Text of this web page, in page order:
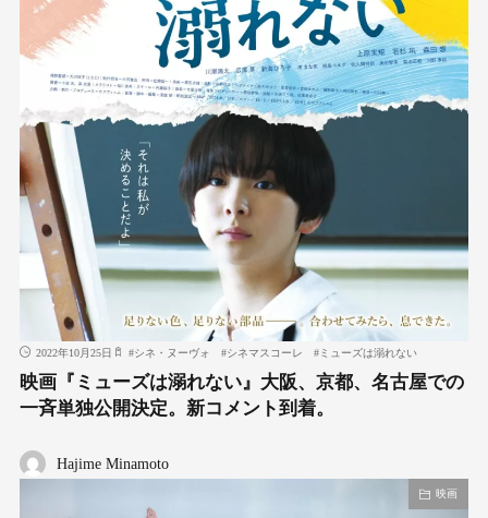
2022年10月25日 #シネ・ヌーヴォ #シネマスコーレ #ミューズは溺れない
映画『ミューズは溺れない』大阪、京都、名古屋での
一斉単独公開決定。新コメント到着。
Hajime Minamoto
映画